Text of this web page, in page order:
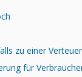
zu einer
für